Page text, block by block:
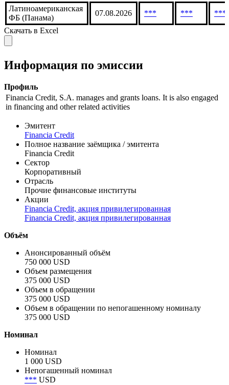
Латиноамериканская
ФБ (Панама)
07.08.2026 *** ***
***
Скачать в Excel
Информация по эмиссии
Профиль
Financia Credit, S.A. manages and grants loans. It is also engaged
in financing and other related activities
Эмитент
Financia Credit
Полное название заёмщика / эмитента
Financia Credit
Сектор
Корпоративный
Отрасль
Прочие финансовые институты
Акции
Financia Credit, акция привилегированная
Financia Credit, акция привилегированная
Объём
Анонсированный объём
750 000 USD
Объем размещения
375 000 USD
Объем в обращении
375 000 USD
Объем в обращении по непогашенному номиналу
375 000 USD
Номинал
Номинал
1 000 USD
Непогашенный номинал
*** USD